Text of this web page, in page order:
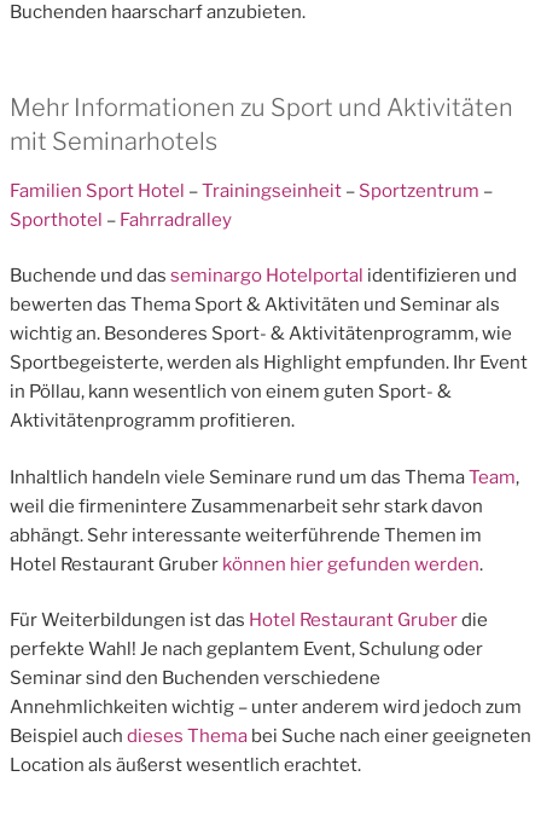
Buchenden haarscharf anzubieten.
Mehr Informationen zu Sport und Aktivitäten
mit Seminarhotels
Familien Sport Hotel –Trainingseinheit – Sportzentrum –
Sporthotel – Fahrradralley
Buchende und das seminargo Hotelportal identifizieren und
bewerten das Thema Sport & Aktivitäten und Seminar als
wichtig an. Besonderes Sport- & Aktivitätenprogramm, wie
Sportbegeisterte, werden als Highlight empfunden. Ihr Event
in Pöllau, kann wesentlich von einem guten Sport- &
Aktivitätenprogramm profitieren.
Inhaltlich handeln viele Seminare rund um das ThemaTeam,
weil die firmenintere Zusammenarbeit sehr stark davon
abhängt. Sehr interessante weiterführende Themen im
Hotel Restaurant Gruber können hier gefunden werden.
Für Weiterbildungen ist das Hotel Restaurant Gruberdie
perfekte Wahl! Je nach geplantem Event, Schulung oder
Seminar sind den Buchenden verschiedene
Annehmlichkeiten wichtig – unter anderem wird jedoch zum
Beispiel auch dieses Thema bei Suche nach einer geeigneten
Location als äußerst wesentlich erachtet.